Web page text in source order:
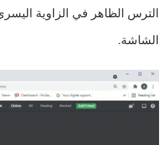
الترس الظاهر في الزاوية
الشاشة.